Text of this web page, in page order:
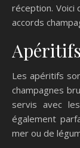
réception. Voici
accords
Apéritifs
Les apéritifs
champagnes
servis avec
également
mer ou de